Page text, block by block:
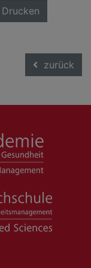
Drucken
zurück